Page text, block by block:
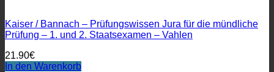
Kaiser / Bannach – Prüfungswissen Jura für die mündliche
Prüfung – 1. und 2. Staatsexamen – Vahlen
21.90€
In den Warenkorb